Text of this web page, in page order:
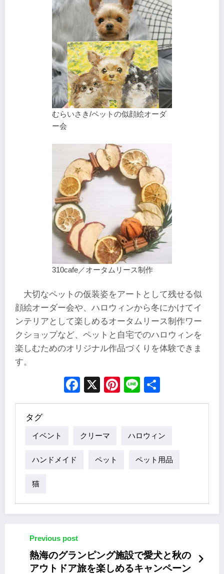
むらいさき/ペットの似顔絵オーダ
ー会
310cafe／オータムリース制作
大切なペットの仮装姿をアートとして残せる似
顔絵オーダー会や、ハロウィンから冬にかけてイ
ンテリアとして楽しめるオータムリース制作ワー
クショップなど、ペットと自宅でのハロウィンを
楽しむためのオリジナル作品づくりを体験できま
す。
Facebook
X Pinterest
Line
タグ
イベント クリーマ ハロウィン
ハンドメイド ペット ペット用品
猫
Previous post
熱海のグランピング施設で愛犬と秋の
アウトドア旅を楽しめるキャンペーン